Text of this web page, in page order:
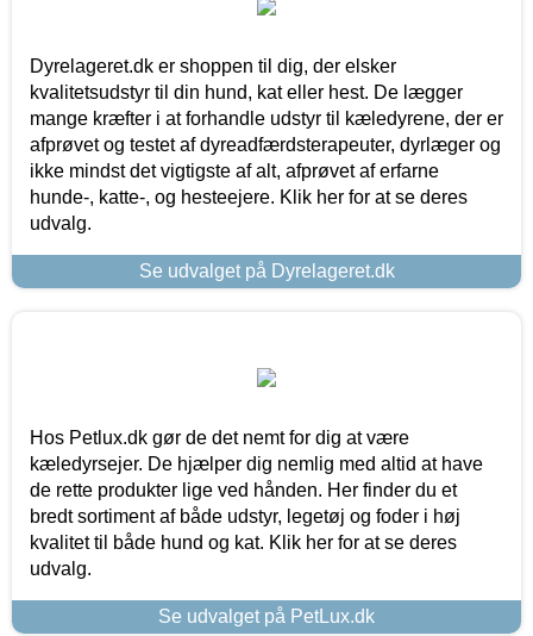
Dyrelageret.dk er shoppen til dig, der elsker
kvalitetsudstyr til din hund, kat eller hest. De lægger
mange kræfter i at forhandle udstyr til kæledyrene, der er
afprøvet og testet af dyreadfærdsterapeuter, dyrlæger og
ikke mindst det vigtigste af alt, afprøvet af erfarne
hunde-, katte-, og hesteejere. Klik her for at se deres
udvalg.
Se udvalget på Dyrelageret.dk
Hos Petlux.dk gør de det nemt for dig at være
kæledyrsejer. De hjælper dig nemlig med altid at have
de rette produkter lige ved hånden. Her finder du et
bredt sortiment af både udstyr, legetøj og foder i høj
kvalitet til både hund og kat. Klik her for at se deres
udvalg.
Se udvalget på PetLux.dk